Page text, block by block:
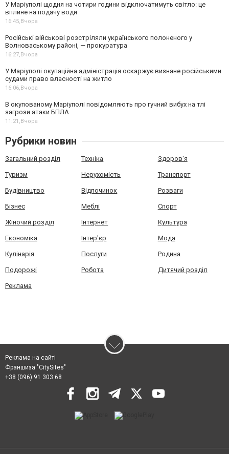
У Маріуполі щодня на чотири години відключатимуть світло: це
вплине на подачу води
16:45, Вчора
Російські військові розстріляли українського полоненого у
Волноваському районі, — прокуратура
16:27, Вчора
У Маріуполі окупаційна адміністрація оскаржує визнане російськими
судами право власності на житло
16:06, Вчора
В окупованому Маріуполі повідомляють про гучний вибух на тлі
загрози атаки БПЛА
11:21, Вчора
Рубрики новин
Загальний розділ Техніка Здоров'я
Туризм Нерухомість Транспорт
Будівництво Відпочинок Розваги
Бізнес Меблі Спорт
Жіночий розділ Інтернет Культура
Економіка Інтер'єр Мода
Кулінарія Послуги Родина
Подорожі Робота Дитячий розділ
Реклама
Реклама на сайті
Франшиза "CitySites"
+38 (096) 91 303 68